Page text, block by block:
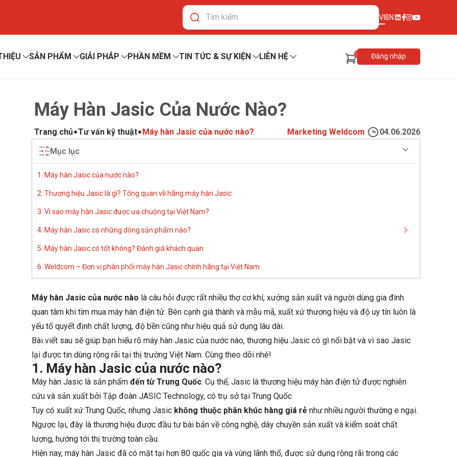
VIEN
SẢN PHẨM GIẢI PHÁP PHẦN MỀM TIN TỨC & SỰ KIỆN LIÊN HỆ 0 Đăng nhập
Máy Hàn Jasic Của Nước Nào?
Trang chủ Tư vấn kỹ thuật Máy hàn Jasic của nước nào? Marketing Weldcom
04.06.2026
Mục lục
1. Máy hàn Jasic của nước nào?
2. Thương hiệu Jasic là gì? Tổng quan về hãng máy hàn Jasic
3. Vì sao máy hàn Jasic được ưa chuộng tại Việt Nam?
4. Máy hàn Jasic có những dòng sản phẩm nào?
5. Máy hàn Jasic có tốt không? Đánh giá khách quan
6. Weldcom – Đơn vị phân phối máy hàn Jasic chính hãng tại Việt Nam
Máy hàn Jasic của nước nào là câu hỏi được rất nhiều thợ cơ khí, xưởng sản xuất và người dùng gia đình
quan tâm khi tìm mua máy hàn điện tử. Bên cạnh giá thành và mẫu mã, xuất xứ thương hiệu và độ uy tín luôn là
yếu tố quyết định chất lượng, độ bền cũng như hiệu quả sử dụng lâu dài.
Bài viết sau sẽ giúp bạn hiểu rõ máy hàn Jasic của nước nào, thương hiệu Jasic có gì nổi bật và vì sao Jasic
lại được tin dùng rộng rãi tại thị trường Việt Nam. Cùng theo dõi nhé!
1. Máy hàn Jasic của nước nào?
Máy hàn Jasic là sản phẩm đến từ Trung Quốc. Cụ thể, Jasic là thương hiệu máy hàn điện tử được nghiên
cứu và sản xuất bởi Tập đoàn JASIC Technology, có trụ sở tại Trung Quốc.
Tuy có xuất xứ Trung Quốc, nhưng Jasic không thuộc phân khúc hàng giá rẻ như nhiều người thường e ngại.
Ngược lại, đây là thương hiệu được đầu tư bài bản về công nghệ, dây chuyền sản xuất và kiểm soát chất
lượng, hướng tới thị trường toàn cầu.
Hiện nay, máy hàn Jasic đã có mặt tại hơn 80 quốc gia và vùng lãnh thổ, được sử dụng rộng rãi trong các